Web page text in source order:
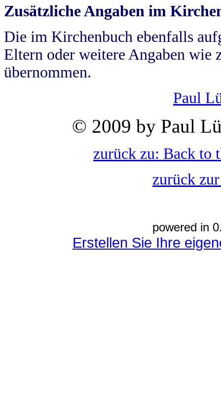
Zusätzliche Angaben im
Die im Kirchenbuch ebenfalls
Eltern oder weitere Angaben wie
übernommen.
Paul
© 2009 by Paul
zurück zu: Back to
zurück
powered in
Erstellen Sie Ihre